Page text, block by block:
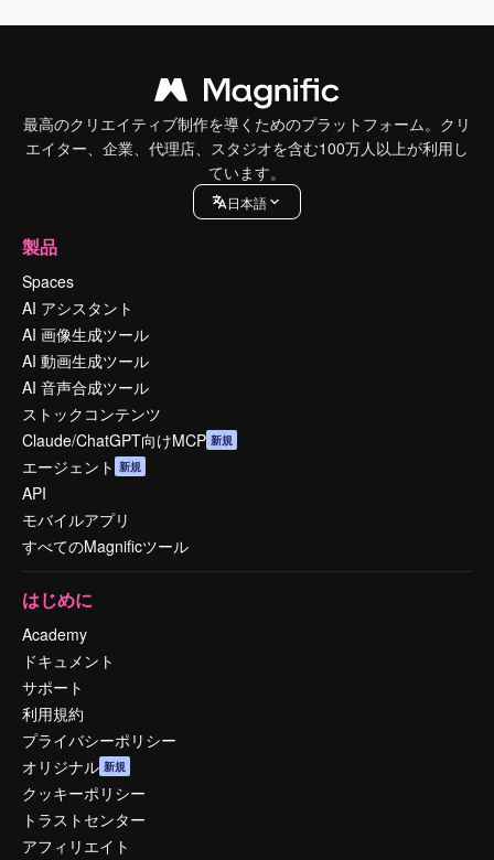
最高のクリエイティブ制作を導くためのプラットフォーム。クリ
エイター、企業、代理店、スタジオを含む100万人以上が利用し
ています。
日本語
製品
Spaces
AI アシスタント
AI 画像生成ツール
AI 動画生成ツール
AI 音声合成ツール
ストックコンテンツ
Claude/ChatGPT向けMCP 新規
エージェント 新規
API
モバイルアプリ
すべてのMagnificツール
はじめに
Academy
ドキュメント
サポート
利用規約
プライバシーポリシー
オリジナル 新規
クッキーポリシー
トラストセンター
アフィリエイト